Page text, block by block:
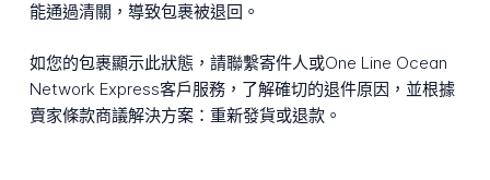
能通過清關，導致包裹被退回。
如您的包裹顯示此狀態，請聯繫寄件人或One Line Ocean
Network Express客戶服務，了解確切的退件原因，並根據
賣家條款商議解決方案：重新發貨或退款。